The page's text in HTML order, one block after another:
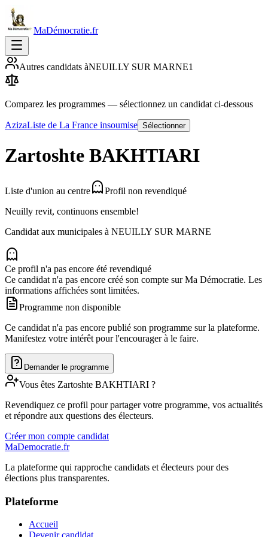
MaDémocratie.fr
Autres candidats àNEUILLY SUR MARNE1
Comparez les programmes — sélectionnez un candidat ci-dessous
AzizaListe de La France insoumise Sélectionner
Zartoshte BAKHTIARI
Liste d'union au centre
Profil non revendiqué
Neuilly revit, continuons ensemble!
Candidat aux municipales à NEUILLY SUR MARNE
Ce profil n'a pas encore été revendiqué
Ce candidat n'a pas encore créé son compte sur Ma Démocratie. Les
informations affichées sont limitées.
Programme non disponible
Ce candidat n'a pas encore publié son programme sur la plateforme.
Manifestez votre intérêt pour l'encourager à le faire.
Demander le programme
Vous êtes Zartoshte BAKHTIARI ?
Revendiquez ce profil pour partager votre programme, vos actualités
et répondre aux questions des électeurs.
Créer mon compte candidat
MaDemocratie.fr
La plateforme qui rapproche candidats et électeurs pour des
élections plus transparentes.
Plateforme
Accueil